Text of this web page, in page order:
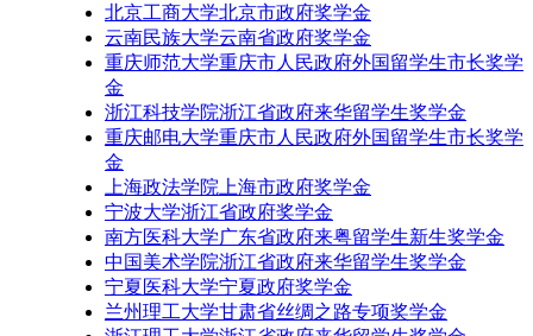
北京工商大学北京市政府奖学金
云南民族大学云南省政府奖学金
重庆师范大学重庆市人民政府外国留学生市长奖学
金
浙江科技学院浙江省政府来华留学生奖学金
重庆邮电大学重庆市人民政府外国留学生市长奖学
金
上海政法学院上海市政府奖学金
宁波大学浙江省政府奖学金
南方医科大学广东省政府来粤留学生新生奖学金
中国美术学院浙江省政府来华留学生奖学金
宁夏医科大学宁夏政府奖学金
兰州理工大学甘肃省丝绸之路专项奖学金